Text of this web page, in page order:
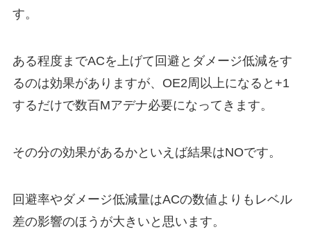
す。
ある程度までACを上げて回避とダメージ低減をす
るのは効果がありますが、OE2周以上になると+1
するだけで数百Mアデナ必要になってきます。
その分の効果があるかといえば結果はNOです。
回避率やダメージ低減量はACの数値よりもレベル
差の影響のほうが大きいと思います。